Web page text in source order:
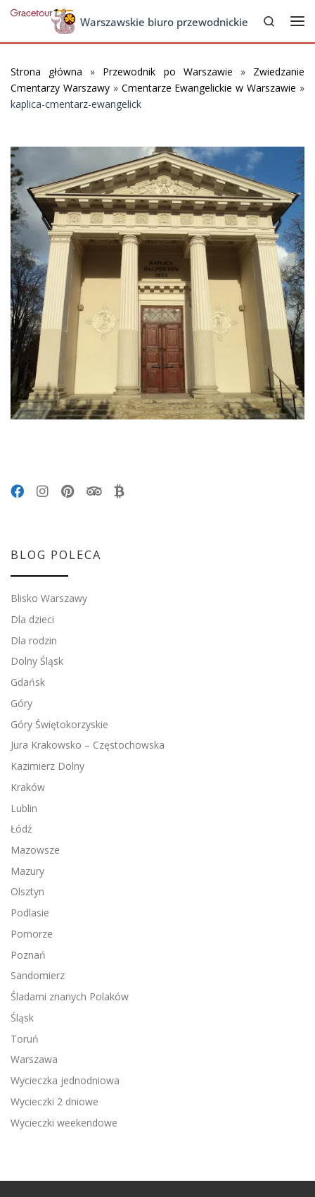
Skip to contentWarszawskie biuro przewodnickie
Search
Strona główna » Przewodnik po Warszawie » Zwiedzanie
Cmentarzy Warszawy» Cmentarze Ewangelickie w Warszawie »
kaplica-cmentarz-ewangelick
BLOG POLECA
Blisko Warszawy
Dla dzieci
Dla rodzin
Dolny Śląsk
Gdańsk
Góry
Góry Świętokorzyskie
Jura Krakowsko – Częstochowska
Kazimierz Dolny
Kraków
Lublin
Łódź
Mazowsze
Mazury
Olsztyn
Podlasie
Pomorze
Poznań
Sandomierz
Śladami znanych Polaków
Śląsk
Toruń
Warszawa
Wycieczka jednodniowa
Wycieczki 2 dniowe
Wycieczki weekendowe